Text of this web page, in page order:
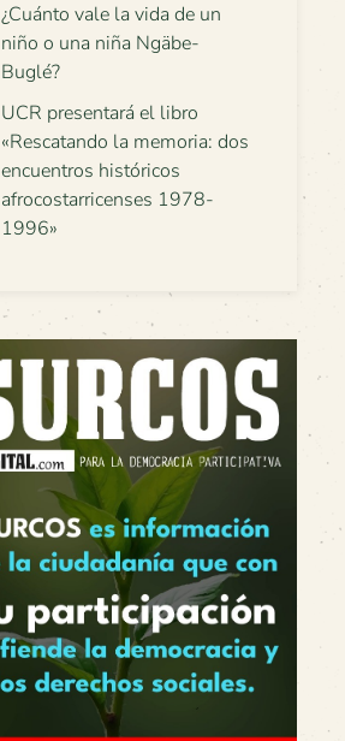
¿Cuánto vale la vida de un
niño o una niña Ngäbe-
Buglé?
UCR presentará el libro
«Rescatando la memoria: dos
encuentros históricos
afrocostarricenses 1978-
1996»